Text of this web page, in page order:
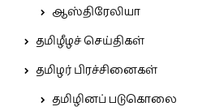
ஆஸ்திரேலியா
தமிழீழச் செய்திகள்
தமிழர் பிரச்சினைகள்
தமிழினப் படுகொலை